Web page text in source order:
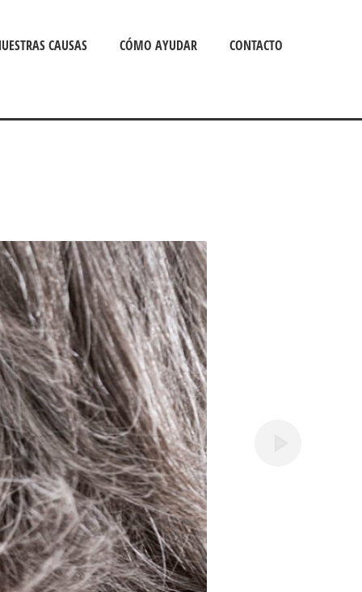
CAUSAS CÓMO AYUDAR CONTACTO